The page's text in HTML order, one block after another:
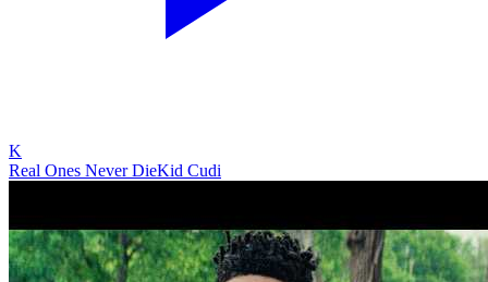
K
Real Ones Never DieKid Cudi